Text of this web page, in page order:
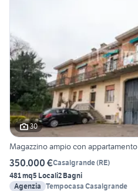
30
Magazzino ampio con appartamento
350.000 €Casalgrande(RE)
481 mq5 Locali2 Bagni
Agenzia Tempocasa Casalgrande